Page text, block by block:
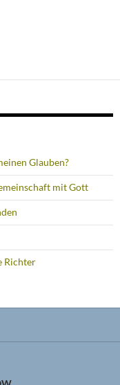
Glauben?
mit Gott
Richter